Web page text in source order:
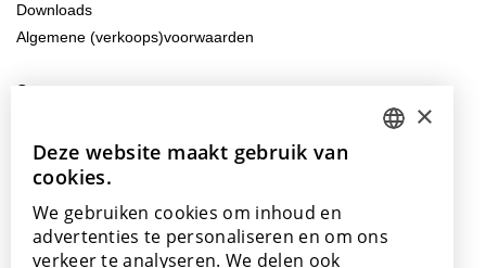
Downloads
Algemene (verkoops)voorwaarden
Contacteer ons
+32 56 77 45 15
Onze showroom
Onze verkooppunten
×
Deze website maakt gebruik van
cookies.
We gebruiken cookies om inhoud en
advertenties te personaliseren en om ons
verkeer te analyseren. We delen ook